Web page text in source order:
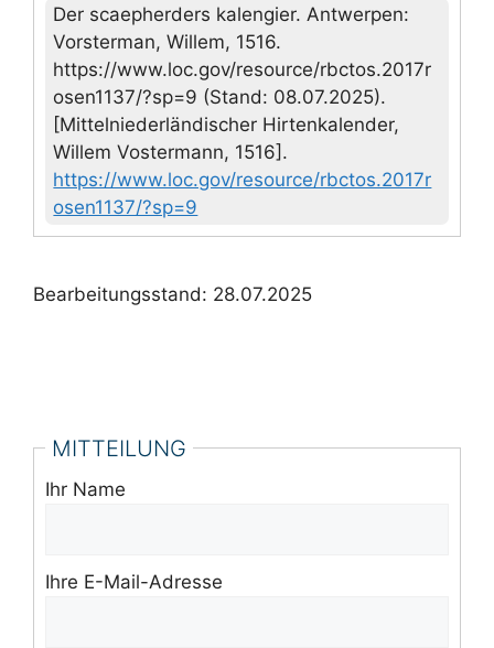
Der scaepherders kalengier. Antwerpen:
Vorsterman, Willem, 1516.
https://www.loc.gov/resource/rbctos.2017r
osen1137/?sp=9 (Stand: 08.07.2025).
[Mittelniederländischer Hirtenkalender,
Willem Vostermann, 1516].
https://www.loc.gov/resource/rbctos.2017r
osen1137/?sp=9
Bearbeitungsstand: 28.07.2025
MITTEILUNG
Ihr Name
Ihre E-Mail-Adresse